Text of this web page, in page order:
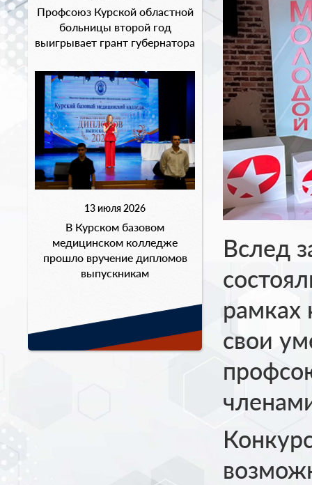
Профсоюз Курской областной
больницы второй год
выигрывает грант губернатора
13 июля 2026
В Курском базовом
медицинском колледже
прошло вручение дипломов
выпускникам
Вслед
рамках
свои